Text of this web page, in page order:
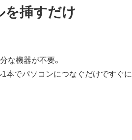
挿すだけ
な機器が不要。
本でパソコンにつなぐだけですぐに